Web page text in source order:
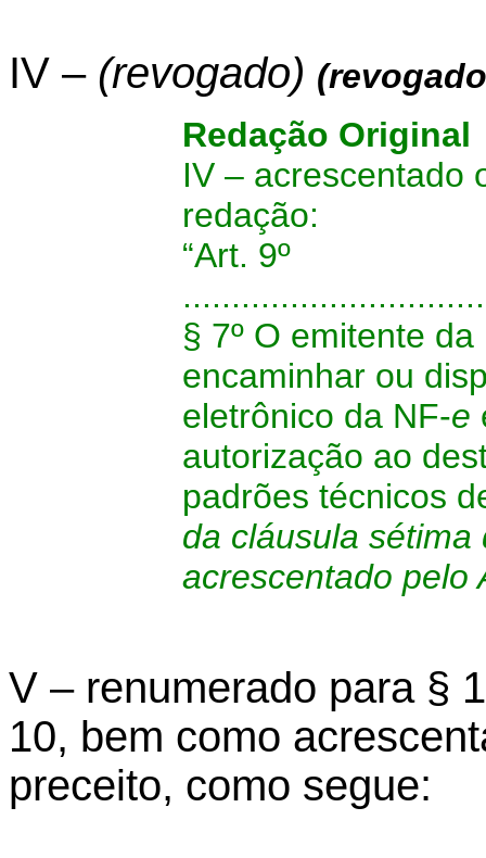
IV – (revogado)
Redação Original
IV – acrescentado
redação:
“Art. 9º
§ 7º O emitente da
encaminhar ou
eletrônico da NF-e
autorização ao
padrões técnicos
da cláusula sétima
acrescentado pelo
V – renumerado para §
10, bem como
preceito, como segue: